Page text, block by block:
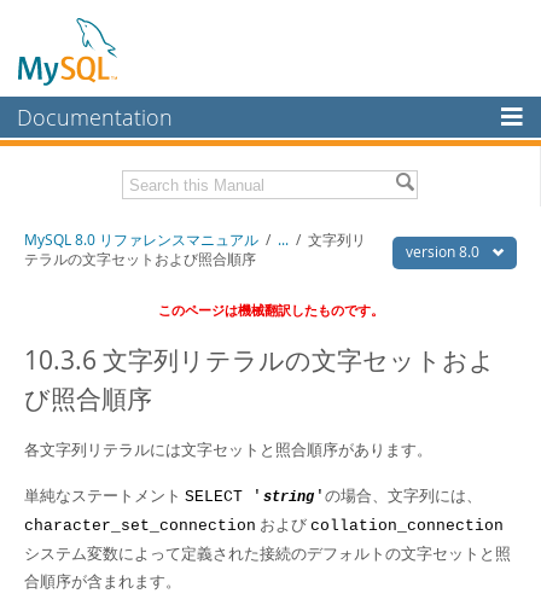
Documentation
MySQL Enterprise
Workbench
Connectors
More
MySQL.com
Downloads
Developer Zone
Download this Manual version 8.0
MySQL 8.0 リファレンスマニュアル / ... / 文字列リ
テラルの文字セットおよび照合順序
このページは機械翻訳したものです。
10.3.6 文字列リテラルの文字セットおよ
び照合順序
各文字列リテラルには文字セットと照合順序があります。
単純なステートメント SELECT ' string ' の場合、文字列には、
character_set_connection および collation_connection
システム変数によって定義された接続のデフォルトの文字セットと照
合順序が含まれます。